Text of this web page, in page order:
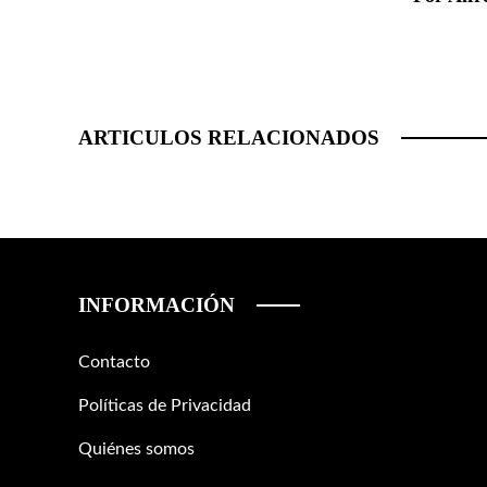
ARTICULOS RELACIONADOS
INFORMACIÓN
Contacto
Políticas de Privacidad
Quiénes somos